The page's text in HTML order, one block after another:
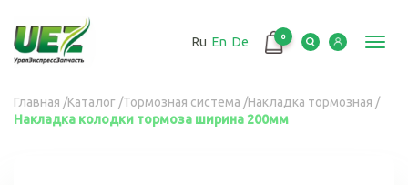
основному
содержанию
Ru En De 0
Вы
здесь
Главная /Каталог /Тормозная система /Накладка тормозная /
Накладка колодки тормоза ширина 200мм